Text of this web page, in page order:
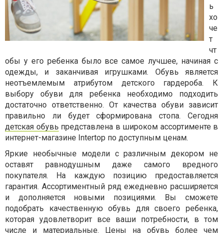
ь
хо
че
т
чт
обы у его ребенка было все самое лучшее, начиная с
одежды, и заканчивая игрушками. Обувь является
неотъемлемым атрибутом детского гардероба. К
выбору обуви для ребенка необходимо подходить
достаточно ответственно. От качества обуви зависит
правильно ли будет сформирована стопа. Сегодня
детская обувь представлена в широком ассортименте в
интернет-магазине Intertop по доступным ценам.
Яркие необычные модели с различным декором не
оставят равнодушным даже самого вредного
покупателя. На каждую позицию предоставляется
гарантия. Ассортиментный ряд ежедневно расширяется
и дополняется новыми позициями. Вы сможете
подобрать качественную обувь для своего ребенка,
которая удовлетворит все ваши потребности, в том
числе и материальные. Цены на обувь более чем